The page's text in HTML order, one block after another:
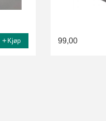
Kjøp 99,00